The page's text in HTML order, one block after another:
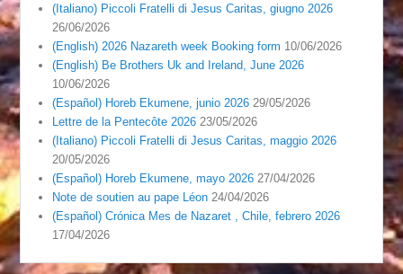
(Italiano) Piccoli Fratelli di Jesus Caritas, giugno 2026
26/06/2026
(English) 2026 Nazareth week Booking form 10/06/2026
(English) Be Brothers Uk and Ireland, June 2026
10/06/2026
(Español) Horeb Ekumene, junio 2026 29/05/2026
Lettre de la Pentecôte 2026 23/05/2026
(Italiano) Piccoli Fratelli di Jesus Caritas, maggio 2026
20/05/2026
(Español) Horeb Ekumene, mayo 2026 27/04/2026
Note de soutien au pape Léon 24/04/2026
(Español) Crónica Mes de Nazaret , Chile, febrero 2026
17/04/2026